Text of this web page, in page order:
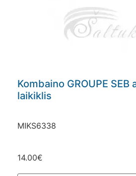
Kombaino GROUPE SEB
laikiklis
MIKS6338
14.00€